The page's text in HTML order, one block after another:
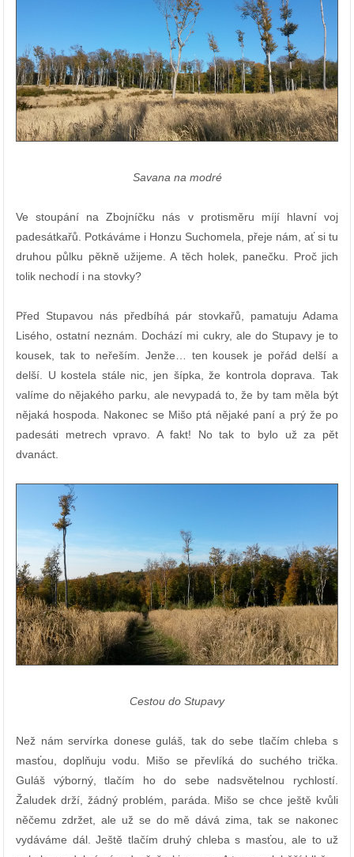
Savana na modré
Ve stoupání na Zbojníčku nás v protisměru míjí hlavní voj
padesátkařů. Potkáváme i Honzu Suchomela, přeje nám, ať si tu
druhou půlku pěkně užijeme. A těch holek, panečku. Proč jich
tolik nechodí i na stovky?
Před Stupavou nás předbíhá pár stovkařů, pamatuju Adama
Lisého, ostatní neznám. Dochází mi cukry, ale do Stupavy je to
kousek, tak to neřeším. Jenže… ten kousek je pořád delší a
delší. U kostela stále nic, jen šípka, že kontrola doprava. Tak
valíme do nějakého parku, ale nevypadá to, že by tam měla být
nějaká hospoda. Nakonec se Mišo ptá nějaké paní a prý že po
padesáti metrech vpravo. A fakt! No tak to bylo už za pět
dvanáct.
Cestou do Stupavy
Než nám servírka donese guláš, tak do sebe tlačím chleba s
masťou, doplňuju vodu. Mišo se převlíká do suchého trička.
Guláš výborný, tlačím ho do sebe nadsvětelnou rychlostí.
Žaludek drží, žádný problém, paráda. Mišo se chce ještě kvůli
něčemu zdržet, ale už se do mě dává zima, tak se nakonec
vydáváme dál. Ještě tlačím druhý chleba s masťou, ale to už